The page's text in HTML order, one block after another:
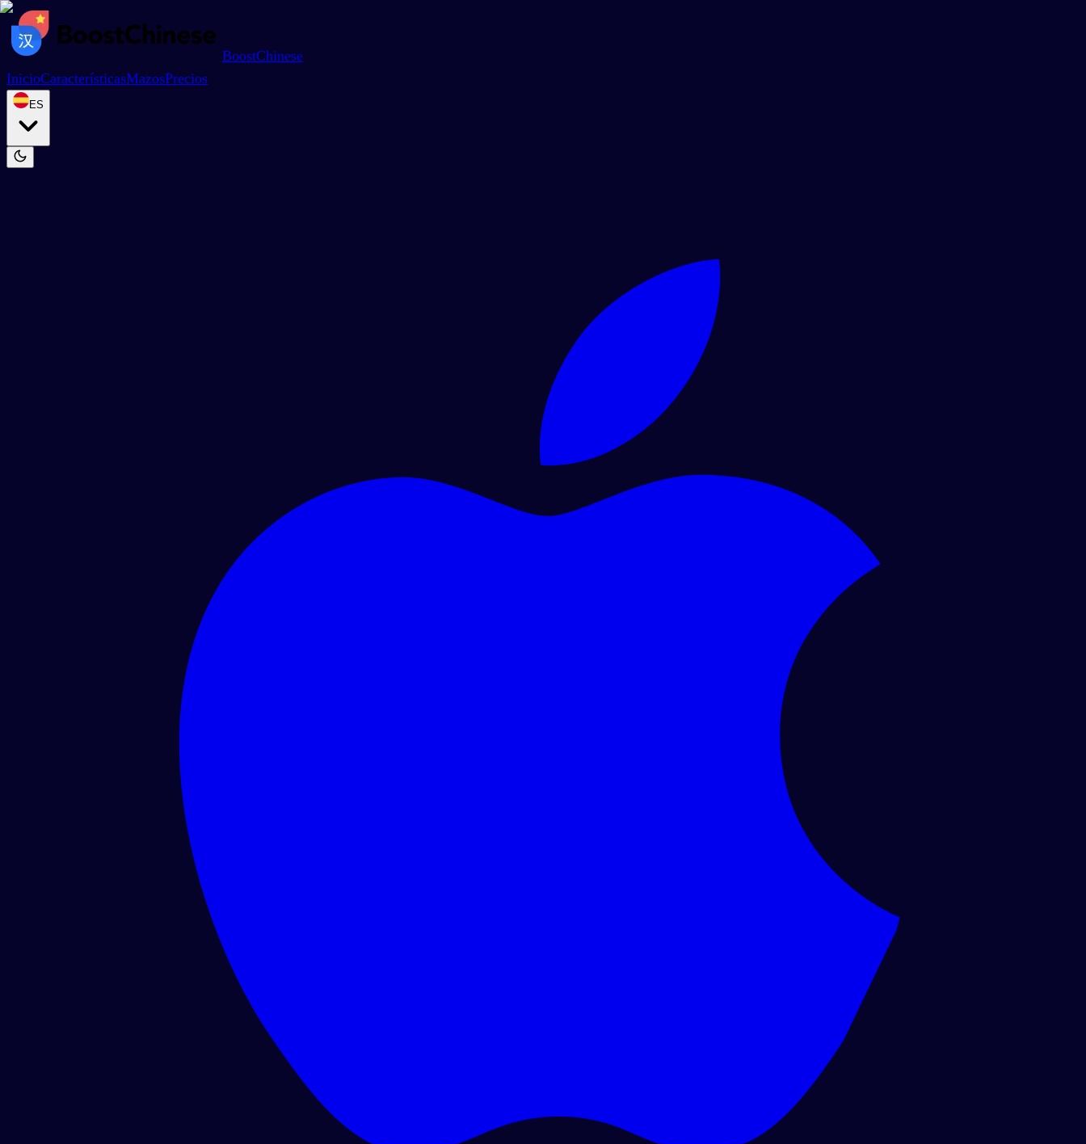
BoostChinese
InicioCaracterísticasMazosPrecios
ES